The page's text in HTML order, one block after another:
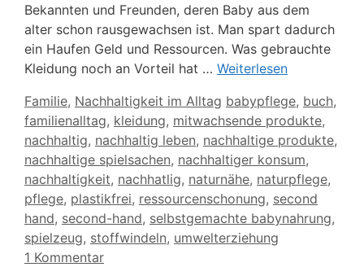
Bekannten und Freunden, deren Baby aus dem
alter schon rausgewachsen ist. Man spart dadurch
ein Haufen Geld und Ressourcen. Was gebrauchte
Kleidung noch an Vorteil hat … Weiterlesen
Kategorien
Familie, Nachhaltigkeit im Alltag Schlagwörter
babypflege, buch,
familienalltag, kleidung, mitwachsende produkte,
nachhaltig, nachhaltig leben, nachhaltige produkte,
nachhaltige spielsachen, nachhaltiger konsum,
nachhaltigkeit, nachhatlig, naturnähe, naturpflege,
pflege, plastikfrei, ressourcenschonung, second
hand, second-hand, selbstgemachte babynahrung,
spielzeug, stoffwindeln, umwelterziehung
1 Kommentar